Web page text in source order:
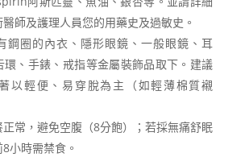
師及護理人員您的用藥史及過敏史。
鋼圈的內衣、隱形眼鏡、一般眼鏡、耳
環、手錶、戒指等金屬裝飾品取下。建議
以輕便、易穿脫為主（如輕薄棉質襯
常，避免空腹（8分飽）；若採無痛舒眠
小時需禁食。